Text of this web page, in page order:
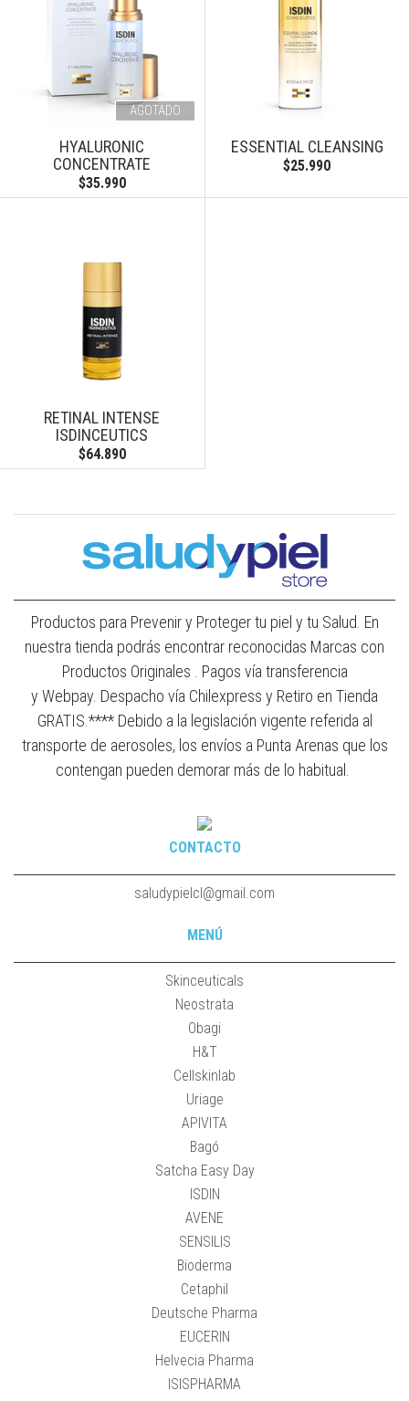
AGOTADO
HYALURONIC
CONCENTRATE
$35.990
ESSENTIAL CLEANSING
$25.990
RETINAL INTENSE
ISDINCEUTICS
$64.890
Productos para Prevenir y Proteger tu piel y tu Salud. En
nuestra tienda podrás encontrar reconocidas Marcas con
Productos Originales . Pagos vía transferencia
y Webpay. Despacho vía Chilexpress y Retiro en Tienda
GRATIS.**** Debido a la legislación vigente referida al
transporte de aerosoles, los envíos a Punta Arenas que los
contengan pueden demorar más de lo habitual.
CONTACTO
saludypielcl@gmail.com
MENÚ
Skinceuticals
Neostrata
Obagi
H&T
Cellskinlab
Uriage
APIVITA
Bagó
Satcha Easy Day
ISDIN
AVENE
SENSILIS
Bioderma
Cetaphil
Deutsche Pharma
EUCERIN
Helvecia Pharma
ISISPHARMA